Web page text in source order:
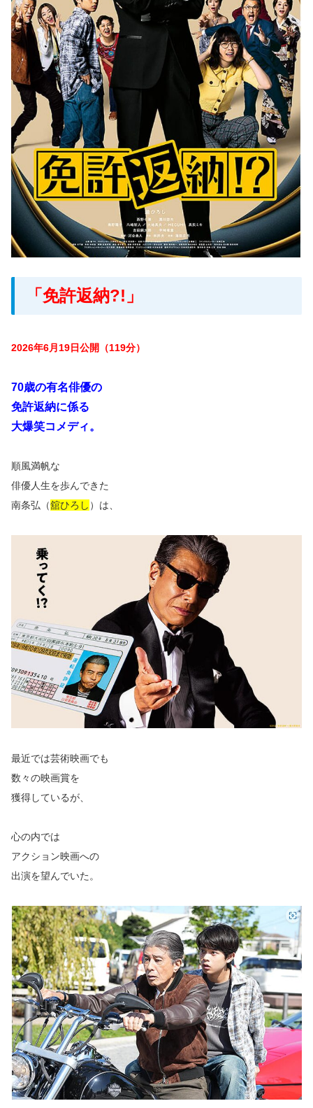
「免許返納?!」
2026年6月19日公開（119分）
70歳の有名俳優の
免許返納に係る
大爆笑コメディ。
順風満帆な
俳優人生を歩んできた
南条弘（舘ひろし ）は、
最近では芸術映画でも
数々の映画賞を
獲得しているが、
心の内では
アクション映画への
出演を望んでいた。